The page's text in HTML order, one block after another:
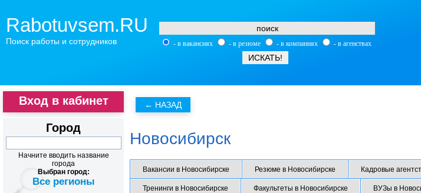
Rabotuvsem.RU
Поиск работы и сотрудников - в вакансиях - в резюме - в компаниях - в агенствах
Новосибирск
Вакансии в Новосибирске Резюме в Новосибирске Кадровые
Тренинги в Новосибирске Факультеты в Новосибирске ВУЗы в
Вход в кабинет
Город
Начните вводить название
города
Выбран город:
Все регионы